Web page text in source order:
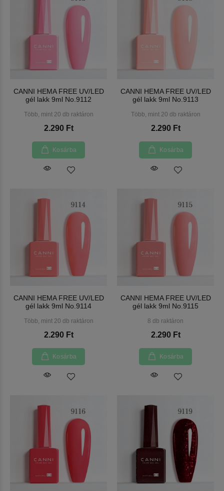
CANNI HEMA FREE UV/LED
gél lakk 9ml No.9112
Több, mint 20 db raktáron
2.290 Ft
Kosárba
CANNI HEMA FREE UV/LED
gél lakk 9ml No.9113
Több, mint 20 db raktáron
2.290 Ft
Kosárba
CANNI HEMA FREE UV/LED
gél lakk 9ml No.9114
Több, mint 20 db raktáron
2.290 Ft
Kosárba
CANNI HEMA FREE UV/LED
gél lakk 9ml No.9115
8 db raktáron
2.290 Ft
Kosárba